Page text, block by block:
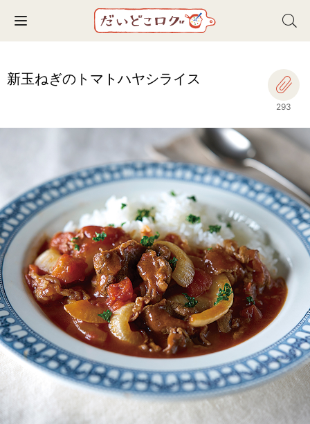
Toggle navigation
新玉ねぎのトマトハヤシライス
293